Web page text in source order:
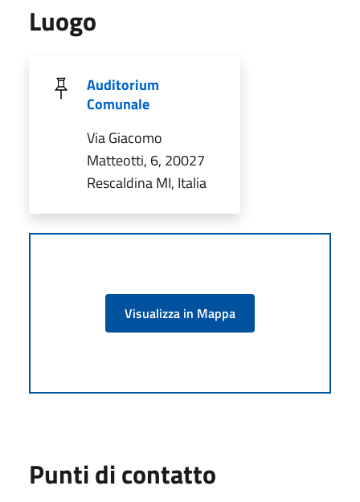
Luogo
Auditorium
Comunale
Via Giacomo
Matteotti, 6, 20027
Rescaldina MI, Italia
Visualizza in Mappa
Punti di contatto